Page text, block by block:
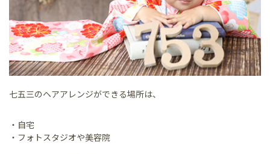
七五三のヘアアレンジができる場所は、
・自宅
・フォトスタジオや美容院